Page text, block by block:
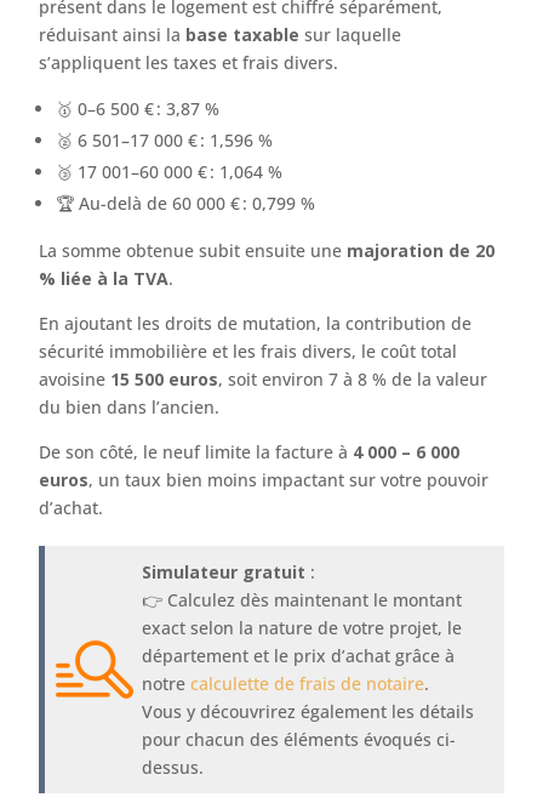
présent dans le logement est chiffré séparément,
réduisant ainsi la base taxable sur laquelle
s’appliquent les taxes et frais divers.
🥇 0–6 500 € : 3,87 %
🥈 6 501–17 000 € : 1,596 %
🥉 17 001–60 000 € : 1,064 %
🏆 Au-delà de 60 000 € : 0,799 %
La somme obtenue subit ensuite une majoration de 20
% liée à la TVA.
En ajoutant les droits de mutation, la contribution de
sécurité immobilière et les frais divers, le coût total
avoisine 15 500 euros, soit environ 7 à 8 % de la valeur
du bien dans l’ancien.
De son côté, le neuf limite la facture à 4 000 – 6 000
euros, un taux bien moins impactant sur votre pouvoir
d’achat.
Simulateur gratuit :
👉 Calculez dès maintenant le montant
exact selon la nature de votre projet, le
département et le prix d’achat grâce à
notrecalculette de frais de notaire.
Vous y découvrirez également les détails
pour chacun des éléments évoqués ci-
dessus.